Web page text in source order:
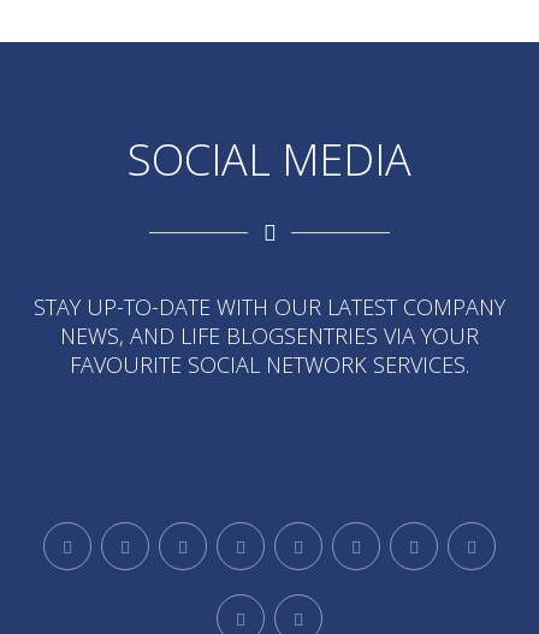
SOCIAL MEDIA
STAY UP-TO-DATE WITH OUR LATEST COMPANY
NEWS, AND LIFE BLOGSENTRIES VIA YOUR
FAVOURITE SOCIAL NETWORK SERVICES.